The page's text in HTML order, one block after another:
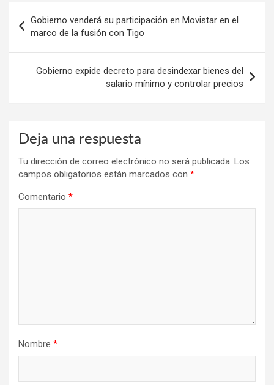
de
entradas
Gobierno venderá su participación en Movistar en el
marco de la fusión con Tigo
Gobierno expide decreto para desindexar bienes del
salario mínimo y controlar precios
Deja una respuesta
Tu dirección de correo electrónico no será publicada. Los
campos obligatorios están marcados con *
Comentario *
Nombre *